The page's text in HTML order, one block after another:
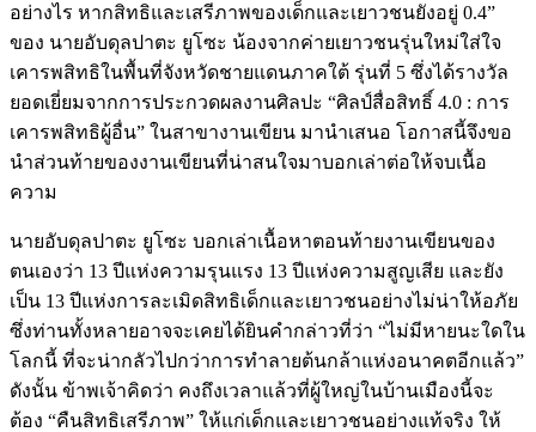
อย่างไร หากสิทธิและเสรีภาพของเด็กและเยาวชนยังอยู่ 0.4”
ของ นายอับดุลปาตะ ยูโซะ น้องจากค่ายเยาวชนรุ่นใหม่ใส่ใจ
เคารพสิทธิในพื้นที่จังหวัดชายแดนภาคใต้ รุ่นที่ 5 ซึ่งได้รางวัล
ยอดเยี่ยมจากการประกวดผลงานศิลปะ “ศิลป์สื่อสิทธิ์ 4.0 : การ
เคารพสิทธิผู้อื่น” ในสาขางานเขียน มานำเสนอ โอกาสนี้จึงขอ
นำส่วนท้ายของงานเขียนที่น่าสนใจมาบอกเล่าต่อให้จบเนื้อ
ความ
นายอับดุลปาตะ ยูโซะ บอกเล่าเนื้อหาตอนท้ายงานเขียนของ
ตนเองว่า 13 ปีแห่งความรุนแรง 13 ปีแห่งความสูญเสีย และยัง
เป็น 13 ปีแห่งการละเมิดสิทธิเด็กและเยาวชนอย่างไม่น่าให้อภัย
ซึ่งท่านทั้งหลายอาจจะเคยได้ยินคำกล่าวที่ว่า “ไม่มีหายนะใดใน
โลกนี้ ที่จะน่ากลัวไปกว่าการทำลายต้นกล้าแห่งอนาคตอีกแล้ว”
ดังนั้น ข้าพเจ้าคิดว่า คงถึงเวลาแล้วที่ผู้ใหญ่ในบ้านเมืองนี้จะ
ต้อง “คืนสิทธิเสรีภาพ” ให้แก่เด็กและเยาวชนอย่างแท้จริง ให้